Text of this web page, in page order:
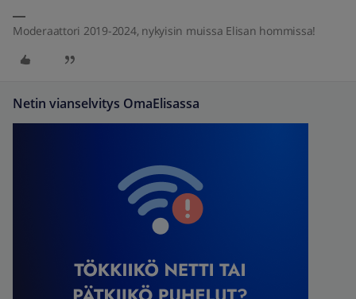
Moderaattori 2019-2024, nykyisin muissa Elisan hommissa!
Netin vianselvitys OmaElisassa